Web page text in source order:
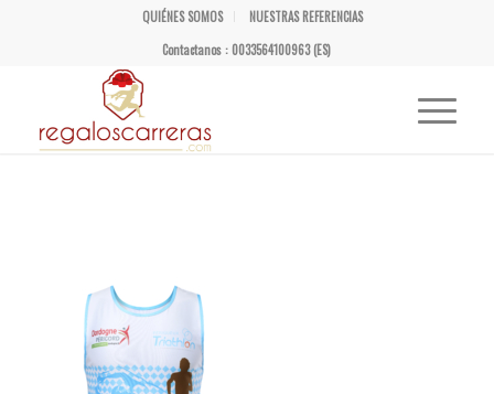
QUIÉNES SOMOS
NUESTRAS REFERENCIAS
Contactanos : 0033564100963 (ES)